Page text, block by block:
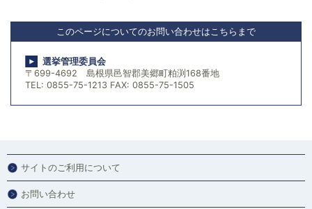
このページについてのお問い合わせはこちらまで
選挙管理委員会
〒699-4692 島根県邑智郡美郷町粕渕168番地
TEL: 0855-75-1213 FAX: 0855-75-1505
サイトのご利用について
お問い合わせ